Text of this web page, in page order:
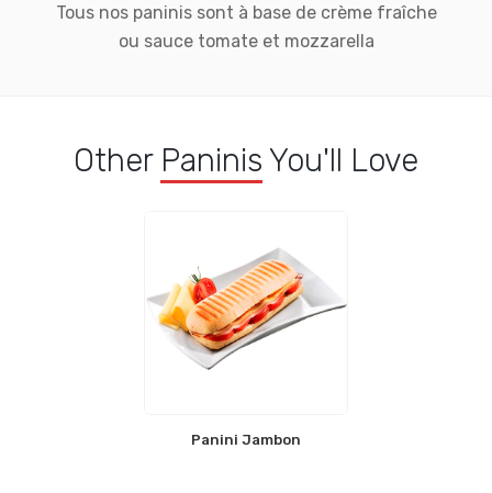
Tous nos paninis sont à base de crème fraîche
ou sauce tomate et mozzarella
Other Paninis You'll Love
Panini Jambon